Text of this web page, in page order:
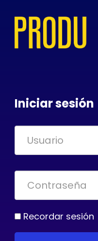
Iniciar sesión
Recordar sesión